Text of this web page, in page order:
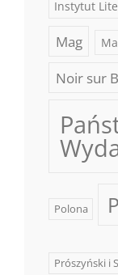
Instytut
Mag
Noir sur
Polona
Prószyński i